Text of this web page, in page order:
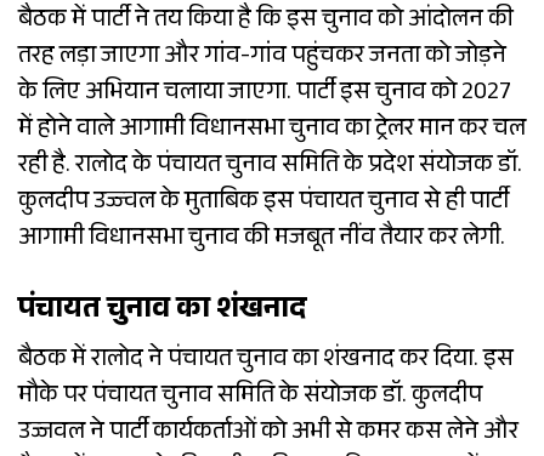
बैठक में पार्टी ने तय किया है कि इस चुनाव को आंदोलन की
तरह लड़ा जाएगा और गांव-गांव पहुंचकर जनता को जोड़ने
के लिए अभियान चलाया जाएगा. पार्टी इस चुनाव को 2027
में होने वाले आगामी विधानसभा चुनाव का ट्रेलर मान कर चल
रही है. रालोद के पंचायत चुनाव समिति के प्रदेश संयोजक डॉ.
कुलदीप उज्ज्वल के मुताबिक इस पंचायत चुनाव से ही पार्टी
आगामी विधानसभा चुनाव की मजबूत नींव तैयार कर लेगी.
पंचायत चुनाव का शंखनाद
बैठक में रालोद ने पंचायत चुनाव का शंखनाद कर दिया. इस
मौके पर पंचायत चुनाव समिति के संयोजक डॉ. कुलदीप
उज्जवल ने पार्टी कार्यकर्ताओं को अभी से कमर कस लेने और